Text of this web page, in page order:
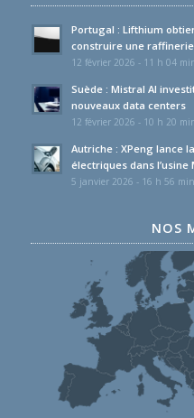
Portugal : Lifthium
construire une
12 février 2026 - 11 h 04
Suède : Mistral AI
nouveaux data centers
12 février 2026 - 10 h 20
Autriche : XPeng lance
électriques dans l’usine
5 janvier 2026 - 16 h 56 min
NOS